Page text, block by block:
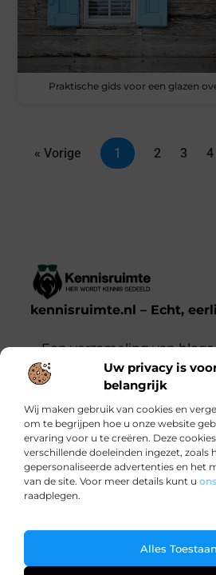
Uw privacy is
belangrijk
Wij maken gebruik van cookies en
om te begrijpen hoe u onze website
ervaring voor u te creëren. Deze
verschillende doeleinden ingezet, zoals
gepersonaliseerde advertenties en het
van de site. Voor meer details kunt u
raadplegen.
Alles Toestaan
Praktische gids voor een glazen
« Vorige 1 2 3 4
kennisruimte.nl – Echt,
Een verzameling van
een breed scala aan
dagelijks leven
Onze informatie
Bericht categorie